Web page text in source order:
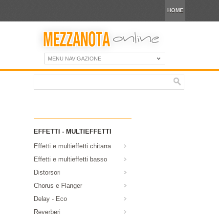
HOME
MENU NAVIGAZIONE
EFFETTI - MULTIEFFETTI
Effetti e multieffetti chitarra
Effetti e multieffetti basso
Distorsori
Chorus e Flanger
Delay - Eco
Reverberi